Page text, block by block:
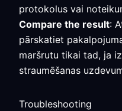
protokolus vai
Compare the result:
pārskatiet
maršrutu tikai tad, ja
straumēšanas
Troubleshooting